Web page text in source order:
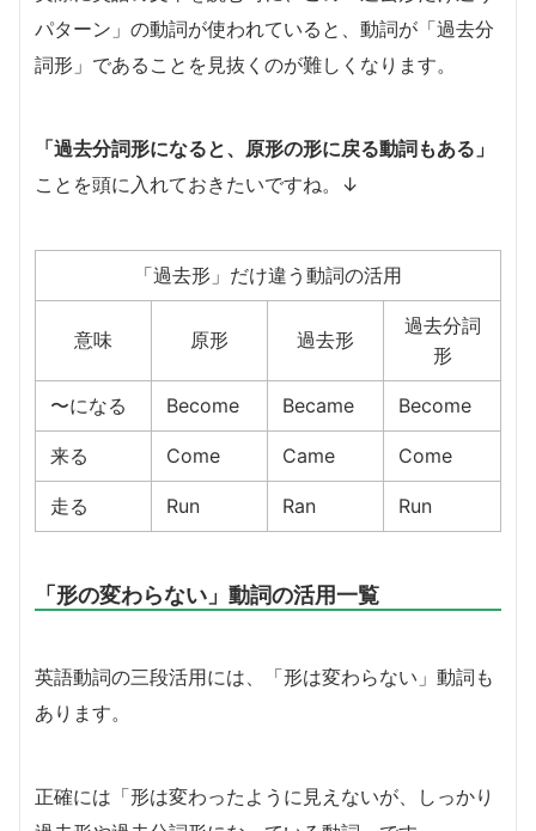
パターン」の動詞が使われていると、動詞が「過去分
詞形」であることを見抜くのが難しくなります。
「過去分詞形になると、原形の形に戻る動詞もある」
ことを頭に入れておきたいですね。↓
「過去形」だけ違う動詞の活用
意味 原形 過去形
過去分詞
形
〜になる Become Became Become
来る Come Came Come
走る Run Ran Run
「形の変わらない」動詞の活用一覧
英語動詞の三段活用には、「形は変わらない」動詞も
あります。
正確には「形は変わったように見えないが、しっかり